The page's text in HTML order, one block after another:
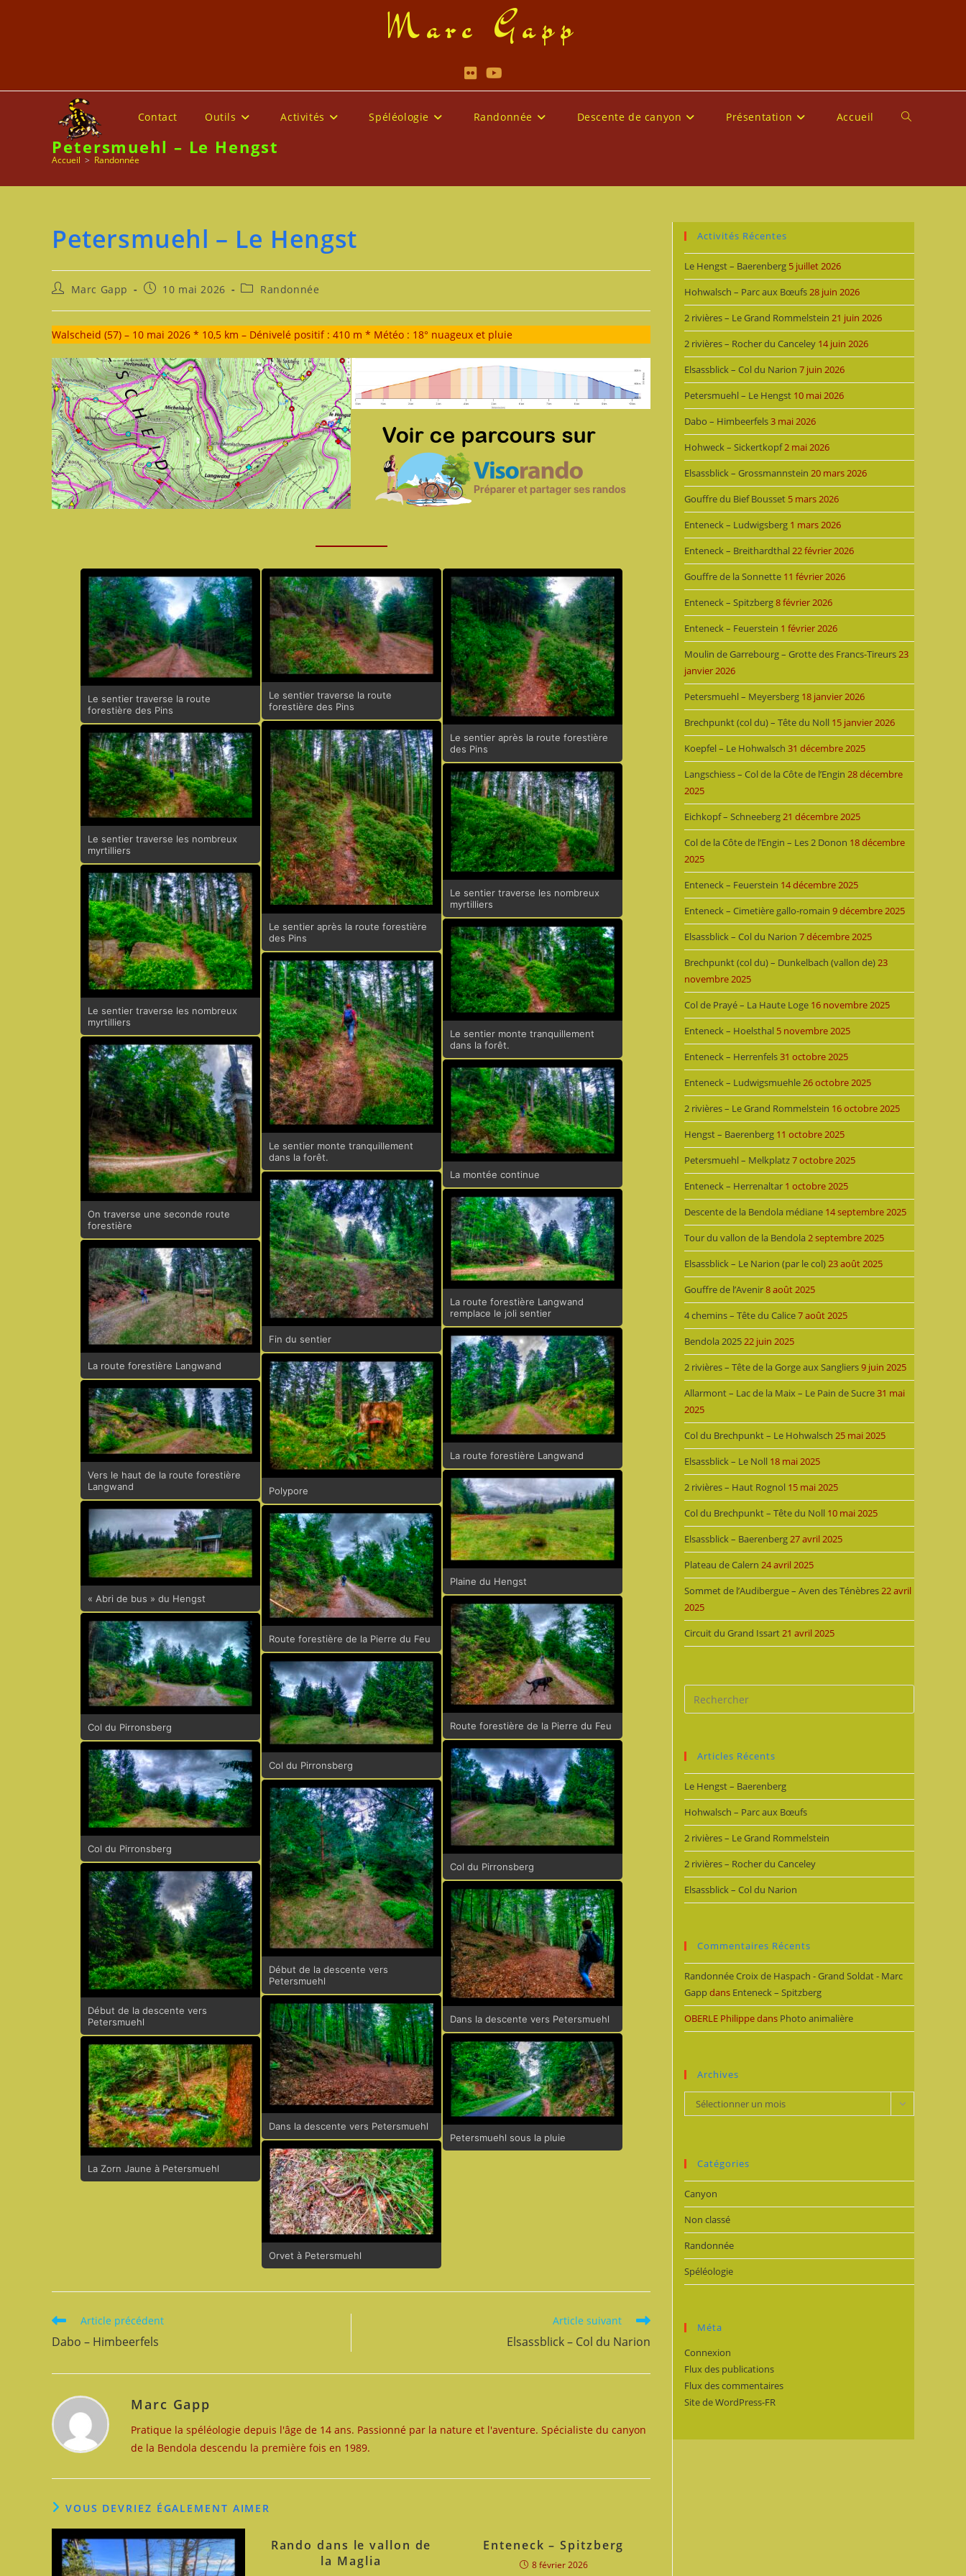
Marc Gapp
Contact Outils Activités Spéléologie Randonnée Descente de canyon Présentation Accueil Toggle
Petersmuehl – Le Hengst
Accueil > Randonnée
Petersmuehl – Le Hengst
Auteur/autrice
la
publication :
Marc Gapp
Publication
10 mai 2026
PostRandonnée
Walscheid (57) – 10 mai 2026 * 10,5 km – Dénivelé positif : 410 m * Météo : 18° nuageux et pluie
Le sentier traverse la route
forestière des Pins
Le sentier traverse la route
forestière des Pins
Le sentier après la route forestière
des Pins
Le sentier après la route forestière
des Pins
Le sentier traverse les nombreux
myrtilliers
Le sentier traverse les nombreux
myrtilliers
Le sentier traverse les nombreux
myrtilliers
Le sentier monte tranquillement
dans la forêt.
Le sentier monte tranquillement
dans la forêt.
On traverse une seconde route
forestière
La montée continue
Fin du sentier
La route forestière Langwand
remplace le joli sentier
La route forestière Langwand
La route forestière Langwand
Polypore
Vers le haut de la route forestière
Langwand
Plaine du Hengst
« Abri de bus » du Hengst
Route forestière de la Pierre du Feu
Route forestière de la Pierre du Feu
Col du Pirronsberg
Col du Pirronsberg
Col du Pirronsberg
Col du Pirronsberg
Début de la descente vers
Petersmuehl
Début de la descente vers
Petersmuehl
Dans la descente vers Petersmuehl
Dans la descente vers Petersmuehl
Petersmuehl sous la pluie
La Zorn Jaune à Petersmuehl
Orvet à Petersmuehl
Read
more
articles
Article précédent
Dabo – Himbeerfels
Article suivant
Elsassblick – Col du Narion
Marc Gapp
Pratique la spéléologie depuis l'âge de 14 ans. Passionné par la nature et l'aventure. Spécialiste du canyon
de la Bendola descendu la première fois en 1989.
VOUS DEVRIEZ ÉGALEMENT AIMER
Rando dans le vallon de
la Maglia
Enteneck – Spitzberg
8 février 2026
Activités Récentes
Le Hengst – Baerenberg 5 juillet 2026
Hohwalsch – Parc aux Bœufs28 juin 2026
2 rivières – Le Grand Rommelstein 21 juin 2026
2 rivières – Rocher du Canceley 14 juin 2026
Elsassblick – Col du Narion 7 juin 2026
Petersmuehl – Le Hengst 10 mai 2026
Dabo – Himbeerfels3 mai 2026
Hohweck – Sickertkopf2 mai 2026
Elsassblick – Grossmannstein 20 mars 2026
Gouffre du Bief Bousset 5 mars 2026
Enteneck – Ludwigsberg 1 mars 2026
Enteneck – Breithardthal22 février 2026
Gouffre de la Sonnette 11 février 2026
Enteneck – Spitzberg8 février 2026
Enteneck – Feuerstein 1 février 2026
Moulin de Garrebourg – Grotte des Francs-Tireurs23
janvier 2026
Petersmuehl – Meyersberg 18 janvier 2026
Brechpunkt (col du) – Tête du Noll 15 janvier 2026
Koepfel – Le Hohwalsch 31 décembre 2025
Langschiess – Col de la Côte de l’Engin 28 décembre
2025
Eichkopf – Schneeberg21 décembre 2025
Col de la Côte de l’Engin – Les 2 Donon 18 décembre
2025
Enteneck – Feuerstein 14 décembre 2025
Enteneck – Cimetière gallo-romain 9 décembre 2025
Elsassblick – Col du Narion 7 décembre 2025
Brechpunkt (col du) – Dunkelbach (vallon de)23
novembre 2025
Col de Prayé – La Haute Loge 16 novembre 2025
Enteneck – Hoelsthal 5 novembre 2025
Enteneck – Herrenfels31 octobre 2025
Enteneck – Ludwigsmuehle26 octobre 2025
2 rivières – Le Grand Rommelstein 16 octobre 2025
Hengst – Baerenberg 11 octobre 2025
Petersmuehl – Melkplatz7 octobre 2025
Enteneck – Herrenaltar 1 octobre 2025
Descente de la Bendola médiane 14 septembre 2025
Tour du vallon de la Bendola2 septembre 2025
Elsassblick – Le Narion (par le col)23 août 2025
Gouffre de l’Avenir8 août 2025
4 chemins – Tête du Calice7 août 2025
Bendola 202522 juin 2025
2 rivières – Tête de la Gorge aux Sangliers9 juin 2025
Allarmont – Lac de la Maix – Le Pain de Sucre31 mai
2025
Col du Brechpunkt – Le Hohwalsch 25 mai 2025
Elsassblick – Le Noll 18 mai 2025
2 rivières – Haut Rognol 15 mai 2025
Col du Brechpunkt – Tête du Noll 10 mai 2025
Elsassblick – Baerenberg27 avril 2025
Plateau de Calern 24 avril 2025
Sommet de l’Audibergue – Aven des Ténèbres22 avril
2025
Circuit du Grand Issart21 avril 2025
Articles Récents
Le Hengst – Baerenberg
Hohwalsch – Parc aux Bœufs
2 rivières – Le Grand Rommelstein
2 rivières – Rocher du Canceley
Elsassblick – Col du Narion
Commentaires Récents
Randonnée Croix de Haspach - Grand Soldat - Marc
Gappdans Enteneck – Spitzberg
OBERLE Philippedans Photo animalière
Archives
Archives
Sélectionner un mois
Catégories
Canyon
Non classé
Randonnée
Spéléologie
Méta
Connexion
Flux des publications
Flux des commentaires
Site de WordPress-FR